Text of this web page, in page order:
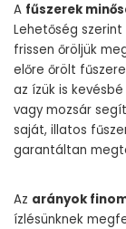
A fűszerek
Lehetőség
frissen őröljük
előre őrölt
az ízük is
vagy mozsár
saját, illatos
garantáltan
Az arányok
ízlésünknek